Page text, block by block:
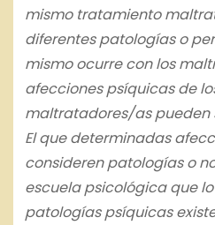
mismo tratamiento
diferentes patologías o
mismo ocurre con los
afecciones psíquicas de
maltratadores/as pueden
El que determinadas
consideren patologías o
escuela psicológica que
patologías psíquicas